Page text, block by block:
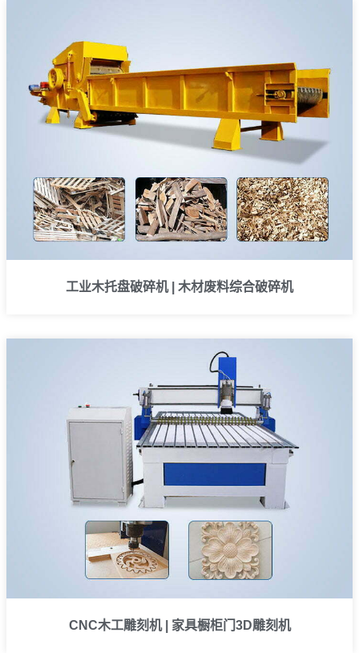
工业木托盘破碎机 | 木材废料综合破碎机
CNC木工雕刻机 | 家具橱柜门3D雕刻机